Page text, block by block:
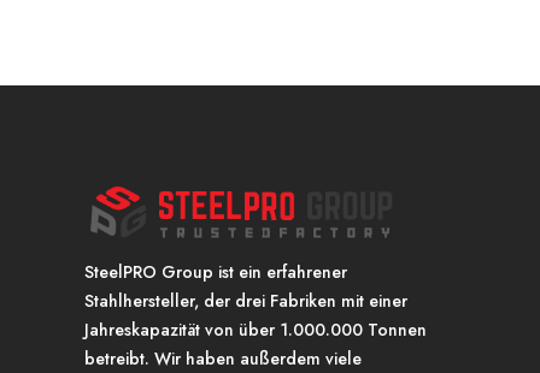
SteelPRO Group ist ein erfahrener
Stahlhersteller, der drei Fabriken mit einer
Jahreskapazität von über 1.000.000 Tonnen
betreibt. Wir haben außerdem viele